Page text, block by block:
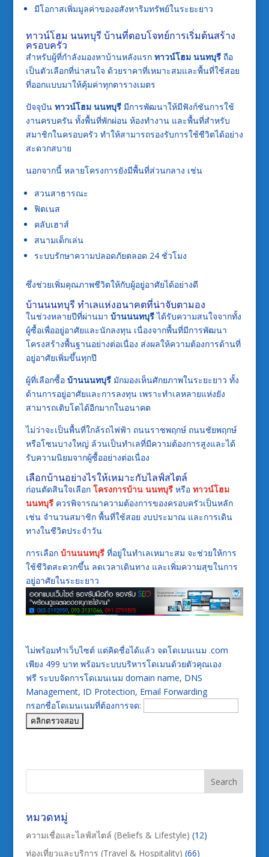
มีโอกาสเพิ่มมูลค่าของอสังหาริมทรัพย์ในระยะยาว
ทาวน์โฮม นนทบุรี บ้านที่ตอบโจทย์การเริ่มต้นสร้าง
ครอบครัว
สำหรับผู้ที่กำลังมองหาบ้านหลังแรก ทาวน์โฮม นนทบุรีถือ
เป็นตัวเลือกที่น่าสนใจ ด้วยราคาที่เหมาะสมและพื้นที่ใช้สอย
ที่ออกแบบมาให้คุ้มค่าทุกตารางเมตร
ปัจจุบัน ทาวน์โฮม นนทบุรีมีการพัฒนาให้มีฟังก์ชันการใช้
งานครบครัน ทั้งพื้นที่พักผ่อน ห้องทำงาน และพื้นที่สำหรับ
สมาชิกในครอบครัว ทำให้สามารถรองรับการใช้ชีวิตได้อย่าง
สะดวกสบาย
นอกจากนี้ หลายโครงการยังมีพื้นที่ส่วนกลาง เช่น
สวนสาธารณะ
ฟิตเนส
คลับเฮาส์
สนามเด็กเล่น
ระบบรักษาความปลอดภัยตลอด 24 ชั่วโมง
ซึ่งช่วยเพิ่มคุณภาพชีวิตให้กับผู้อยู่อาศัยได้อย่างดี
บ้านนนทบุรี ทำเลแห่งอนาคตที่น่าจับตามอง
ในช่วงหลายปีที่ผ่านมา บ้านนนทบุรีได้รับความสนใจจากทั้ง
ผู้ซื้อเพื่ออยู่อาศัยและนักลงทุน เนื่องจากพื้นที่มีการพัฒนา
โครงสร้างพื้นฐานอย่างต่อเนื่อง ส่งผลให้ความต้องการด้านที่
อยู่อาศัยเพิ่มขึ้นทุกปี
ผู้ที่เลือกซื้อ บ้านนนทบุรีมักมองเห็นศักยภาพในระยะยาว ทั้ง
ด้านการอยู่อาศัยและการลงทุน เพราะทำเลหลายแห่งยัง
สามารถเติบโตได้อีกมากในอนาคต
ไม่ว่าจะเป็นพื้นที่ใกล้รถไฟฟ้า ถนนราชพฤกษ์ ถนนชัยพฤกษ์
หรือโซนบางใหญ่ ล้วนเป็นทำเลที่มีความต้องการสูงและได้
รับความนิยมจากผู้ซื้ออย่างต่อเนื่อง
เลือกบ้านอย่างไรให้เหมาะกับไลฟ์สไตล์
ก่อนตัดสินใจเลือก โครงการบ้าน นนทบุรีหรือ ทาวน์โฮม
นนทบุรีควรพิจารณาความต้องการของครอบครัวเป็นหลัก
เช่น จำนวนสมาชิก พื้นที่ใช้สอย งบประมาณ และการเดิน
ทางในชีวิตประจำวัน
การเลือก บ้านนนทบุรีที่อยู่ในทำเลเหมาะสม จะช่วยให้การ
ใช้ชีวิตสะดวกขึ้น ลดเวลาเดินทาง และเพิ่มความสุขในการ
อยู่อาศัยในระยะยาว
ไม่พร้อมทำเว็บไซต์ แต่คิดชื่อได้แล้ว จดโดเมนเนม .com
เพียง 499 บาท พร้อมระบบบริหารโดเมนด้วยตัวคุณเอง
ฟรี ระบบจัดการโดเมนเนม domain name, DNS
Management, ID Protection, Email Forwarding
กรอกชื่อโดเมนเนมที่ต้องการจด:
หมวดหมู่
ความเชื่อและไลฟ์สไตล์ (Beliefs & Lifestyle) (12)
ท่องเที่ยวและบริการ (Travel & Hospitality) (66)